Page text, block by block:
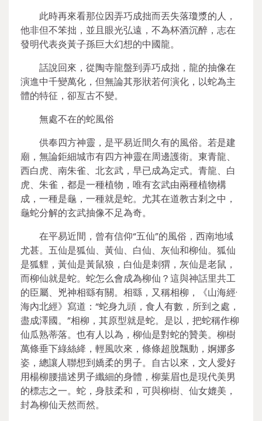
此時再來看那位因弄巧成拙而丟失落瓊漿的人，
他非但不笨拙，並且眼光弘遠，不為杯酒沉醉，志在
發明代表炎黃子孫巨大幻想的中國龍。
話說回來，從陶寺龍盤到弄巧成拙，龍的抽像在
演進中千變萬化，但無論其形狀若何演化，以蛇為主
體的特征，卻亙古不變。
無處不在的蛇風俗
供奉四方神靈，是平易近間久有的風俗。若是建
廟，無論鉅細城市有四方神靈在周邊護衛。東青龍、
西白虎、南朱雀、北玄武，早已成為定式。青龍、白
虎、朱雀，都是一種植物，唯有玄武由兩種植物構
成，一種是龜，一種就是蛇。尤其在道教古剎之中，
龜蛇分解的玄武抽像不足為奇。
在平易近間，曾有信仰“五仙”的風俗，西南地域
尤甚。五仙是狐仙、黃仙、白仙、灰仙和柳仙。狐仙
是狐貍，黃仙是黃鼠狼，白仙是刺猬，灰仙是老鼠，
而柳仙就是蛇。蛇怎么會成為柳仙？這與神話里共工
的臣屬、兇神相繇有關。相繇，又稱相柳，《山海經·
海內北經》寫道：“蛇身九頭，食人有數，所到之處，
盡成澤國。”相柳，其原型就是蛇。是以，把蛇稱作柳
仙瓜熟蒂落。也有人以為，柳仙是對蛇的贊美。柳樹
萬條垂下綠絲絳，輕風吹來，條條超脫飄動，婀娜多
姿，總讓人聯想到嬌柔的男子。自古以來，文人愛好
用楊柳腰描述男子纖細的身體，柳葉眉也是現代美男
的標志之一。蛇，身肢柔和，可與柳樹、仙女媲美，
封為柳仙天然而然。